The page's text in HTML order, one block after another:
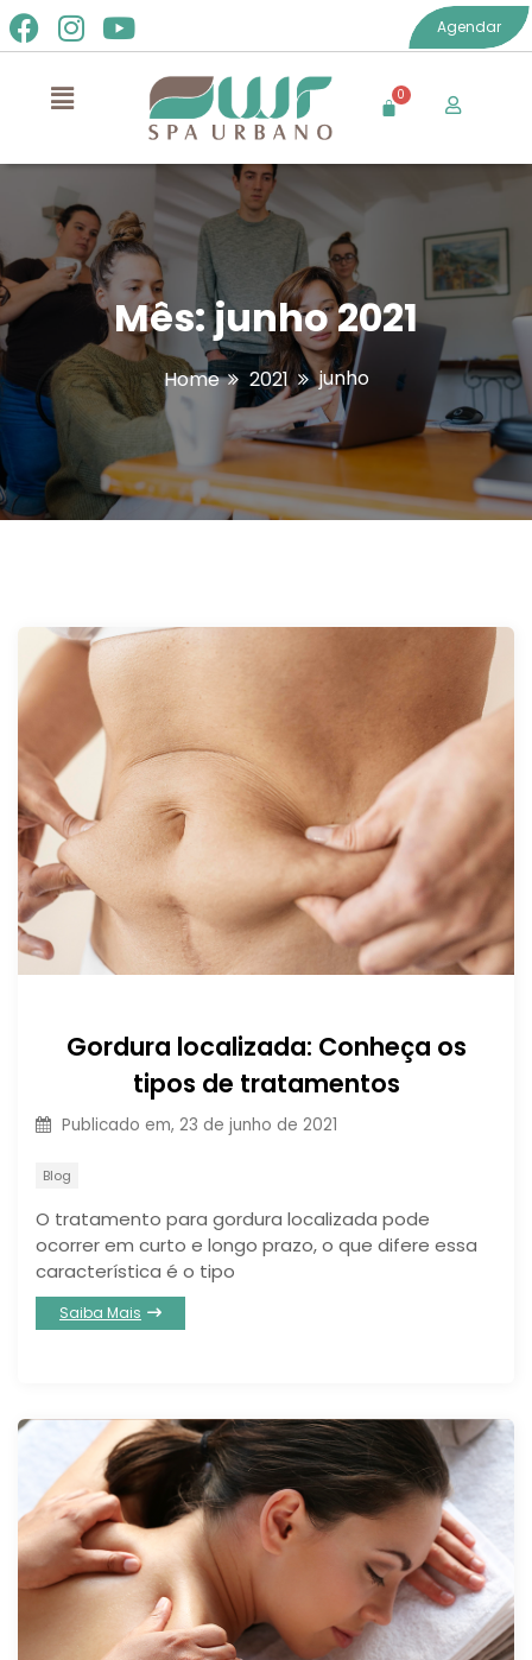
Agendar
Mês:junho 2021
Home 2021 junho
Gordura localizada: Conheça os
tipos de tratamentos
Publicado em, 23 de junho de 2021
Blog
O tratamento para gordura localizada pode
ocorrer em curto e longo prazo, o que difere essa
característica é o tipo
Saiba Mais